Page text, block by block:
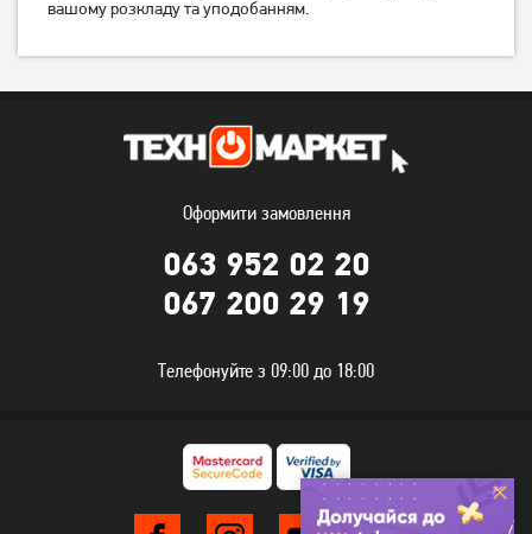
Пральна машина Indesit
Пральна машина Edler
10 499 грн
9 999 грн
вашому розкладу та уподобанням.
Оформити замовлення
063 952 02 20
067 200 29 19
Телефонуйте з 09:00 до 18:00